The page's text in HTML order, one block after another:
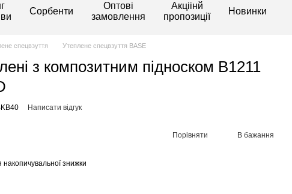
Сорбенти
Оптові
замовлення
Акціінй
пропозиції
Новинки
спецвзуття Утеплене спецвзуття BASE
з композитним підноском B1211
Написати відгук
Порівняти В бажання
знижки